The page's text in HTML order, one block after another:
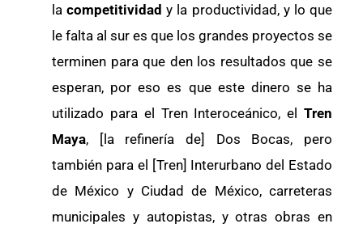
lacompetitividady la productividad, y lo que
le falta al sur es que los grandes proyectos se
terminen para que den los resultados que se
esperan, por eso es que este dinero se ha
utilizado para el Tren Interoceánico, el Tren
Maya, [la refinería de] Dos Bocas, pero
también para el [Tren] Interurbano del Estado
de México y Ciudad de México, carreteras
municipales y autopistas, y otras obras en